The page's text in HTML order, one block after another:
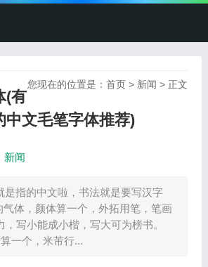
您现在的位置是：首页 > 新闻 > 正文
(有
中文毛笔字体推荐)
新闻
是指的中文啦，书法就是要写汉字
体，颜体算一个，外拓用笔，笔画
写小能成小楷，写大可为榜书。
一个，米芾行...